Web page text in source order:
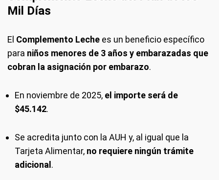
Mil Días
El Complemento Leche es un beneficio específico
para niños menores de 3 años y embarazadas que
cobran la asignación por embarazo.
En noviembre de 2025, el importe será de
$45.142.
Se acredita junto con la AUH y, al igual que la
Tarjeta Alimentar, no requiere ningún trámite
adicional .